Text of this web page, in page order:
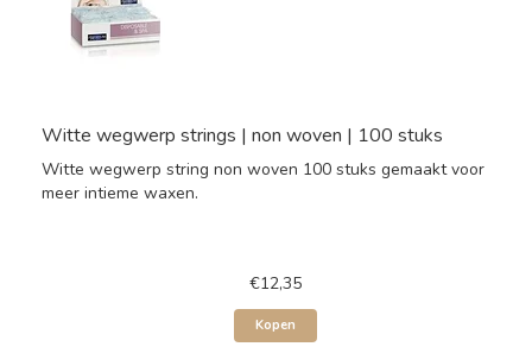
Witte wegwerp strings | non woven | 100 stuks
Witte wegwerp string non woven 100 stuks gemaakt voor
meer intieme waxen.
€12,35
Kopen